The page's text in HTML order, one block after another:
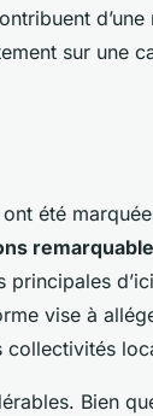
d’une
sur une
été
principales
vise à
collectivités
Bien